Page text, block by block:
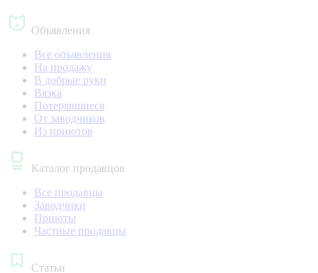
Объявления
Все объявления
На продажу
В добрые руки
Вязка
Потерявшиеся
От заводчиков
Из приютов
Каталог продавцов
Все продавцы
Заводчики
Приюты
Частные продавцы
Статьи